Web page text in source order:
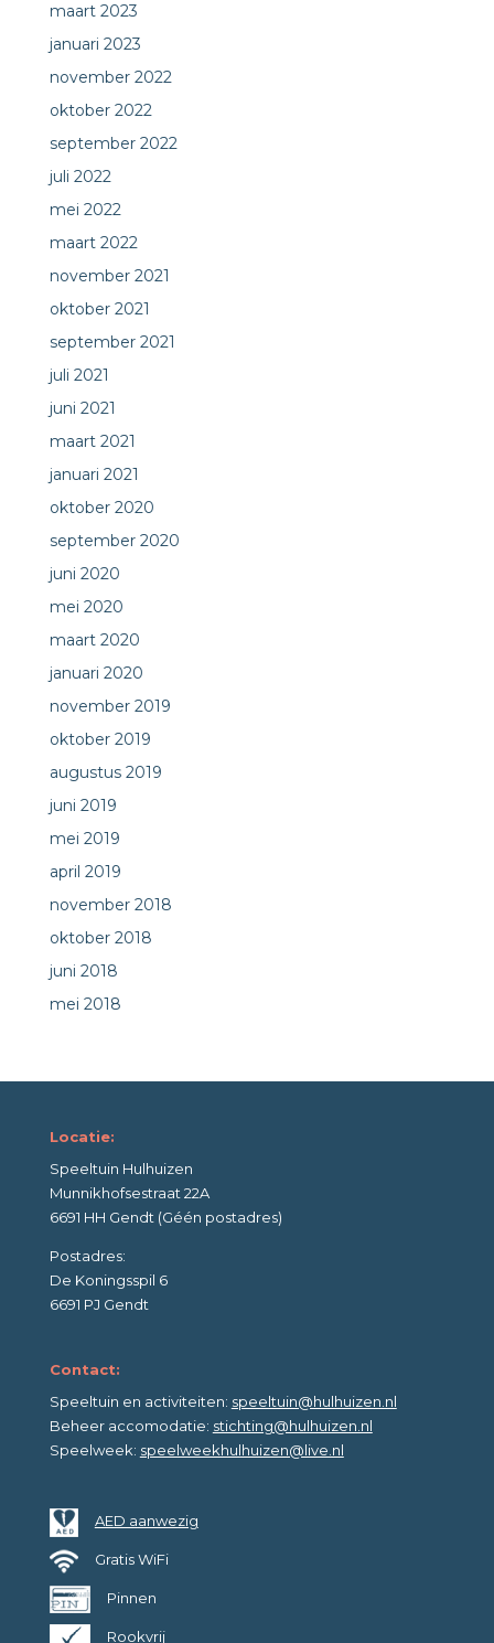
maart 2023
januari 2023
november 2022
oktober 2022
september 2022
juli 2022
mei 2022
maart 2022
november 2021
oktober 2021
september 2021
juli 2021
juni 2021
maart 2021
januari 2021
oktober 2020
september 2020
juni 2020
mei 2020
maart 2020
januari 2020
november 2019
oktober 2019
augustus 2019
juni 2019
mei 2019
april 2019
november 2018
oktober 2018
juni 2018
mei 2018
Locatie:
Speeltuin Hulhuizen
Munnikhofsestraat 22A
6691 HH Gendt (Géén postadres)
Postadres:
De Koningsspil 6
6691 PJ Gendt
Contact:
Speeltuin en activiteiten: speeltuin@hulhuizen.nl
Beheer accomodatie: stichting@hulhuizen.nl
Speelweek: speelweekhulhuizen@live.nl
AED aanwezig
Gratis WiFi
Pinnen
Rookvrij